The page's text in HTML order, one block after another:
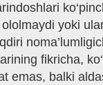
yoki
fikricha,
emas, balki